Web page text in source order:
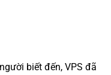
biết đến, VPS đã